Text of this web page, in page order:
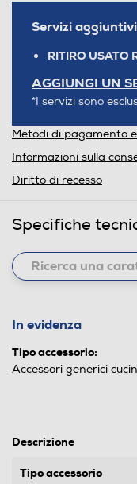
Servizi
RITIRO USATO
AGGIUNGI UN
*I servizi sono
Metodi di pagamento
Informazioni sulla
Diritto di recesso
Specifiche
In evidenza
Tipo accessorio:
Accessori generici
Descrizione
Tipo accessorio